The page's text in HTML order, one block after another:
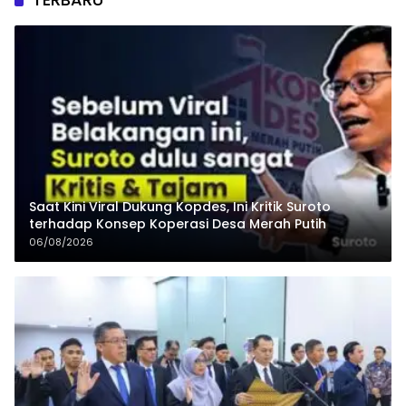
Saat Kini Viral Dukung Kopdes, Ini Kritik Suroto
terhadap Konsep Koperasi Desa Merah Putih
06/08/2026